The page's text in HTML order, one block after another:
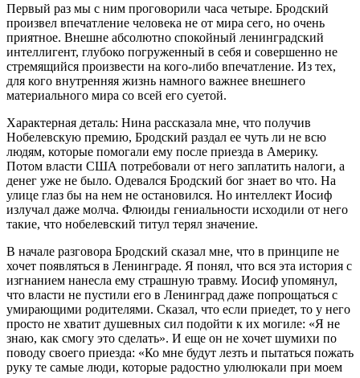
Первый раз мы с ним проговорили часа четыре. Бродский
произвел впечатление человека не от мира сего, но очень
приятное. Внешне абсолютно спокойный ленинградский
интеллигент, глубоко погруженный в себя и совершенно не
стремящийся произвести на кого-либо впечатление. Из тех,
для кого внутренняя жизнь намного важнее внешнего
материального мира со всей его суетой.
Характерная деталь: Нина рассказала мне, что получив
Нобелевскую премию, Бродский раздал ее чуть ли не всю
людям, которые помогали ему после приезда в Америку.
Потом власти США потребовали от него заплатить налоги, а
денег уже не было. Одевался Бродский бог знает во что. На
улице глаз бы на нем не остановился. Но интеллект Иосиф
излучал даже молча. Флюиды гениальности исходили от него
такие, что нобелевский титул терял значение.
В начале разговора Бродский сказал мне, что в принципе не
хочет появляться в Ленинграде. Я понял, что вся эта история с
изгнанием нанесла ему страшную травму. Иосиф упомянул,
что власти не пустили его в Ленинград даже попрощаться с
умирающими родителями. Сказал, что если приедет, то у него
просто не хватит душевных сил подойти к их могиле: «Я не
знаю, как смогу это сделать». И еще он не хочет шумихи по
поводу своего приезда: «Ко мне будут лезть и пытаться пожать
руку те самые люди, которые радостно улюлюкали при моем